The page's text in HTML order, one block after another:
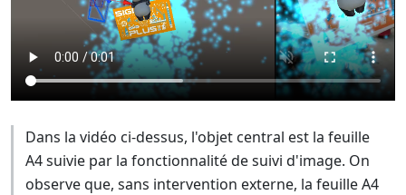
Dans la vidéo ci-dessus, l'objet central est la feuille
A4 suivie par la fonctionnalité de suivi d'image. On
observe que, sans intervention externe, la feuille A4